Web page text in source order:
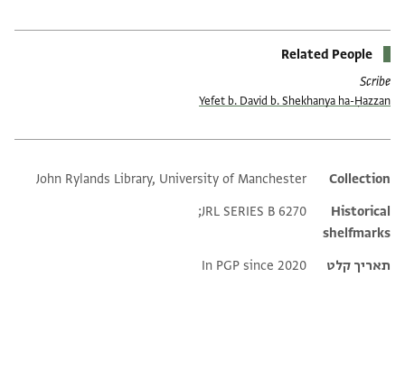
Related People
Scribe
Yefet b. David b. Shekhanya ha-Ḥazzan
Additional metadata
Collection
John Rylands Library, University of Manchester
Historical
shelfmarks
JRL SERIES B 6270;
תאריך קלט In PGP since 2020